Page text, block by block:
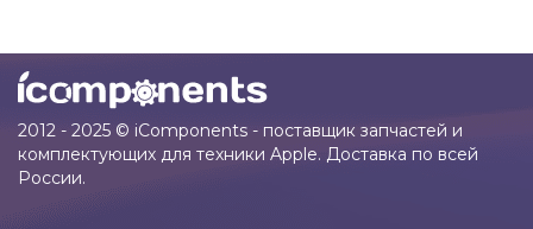
2012 - 2025 © iComponents - поставщик запчастей и
комплектующих для техники Apple. Доставка по всей
России.